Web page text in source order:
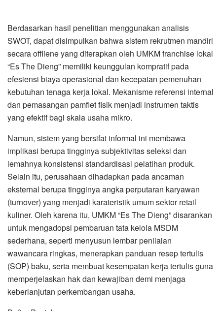
Berdasarkan hasil penelitian menggunakan analisis
SWOT, dapat disimpulkan bahwa sistem rekrutmen mandiri
secara offliene yang diterapkan oleh UMKM franchise lokal
“Es The Dieng” memiliki keunggulan kompratif pada
efesiensi biaya operasional dan kecepatan pemenuhan
kebutuhan tenaga kerja lokal. Mekanisme referensi internal
dan pemasangan pamflet fisik menjadi instrumen taktis
yang efektif bagi skala usaha mikro.
Namun, sistem yang bersifat informal ini membawa
implikasi berupa tingginya subjektivitas seleksi dan
lemahnya konsistensi standardisasi pelatihan produk.
Selain itu, perusahaan dihadapkan pada ancaman
eksternal berupa tingginya angka perputaran karyawan
(turnover) yang menjadi karateristik umum sektor retail
kuliner. Oleh karena itu, UMKM “Es The Dieng” disarankan
untuk mengadopsi pembaruan tata kelola MSDM
sederhana, seperti menyusun lembar penilaian
wawancara ringkas, menerapkan panduan resep tertulis
(SOP) baku, serta membuat kesempatan kerja tertulis guna
memperjelaskan hak dan kewajiban demi menjaga
keberlanjutan perkembangan usaha.